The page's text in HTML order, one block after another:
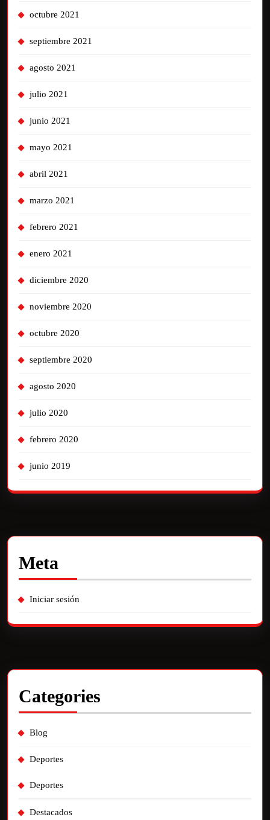
octubre 2021
septiembre 2021
agosto 2021
julio 2021
junio 2021
mayo 2021
abril 2021
marzo 2021
febrero 2021
enero 2021
diciembre 2020
noviembre 2020
octubre 2020
septiembre 2020
agosto 2020
julio 2020
febrero 2020
junio 2019
Meta
Iniciar sesión
Categories
Blog
Deportes
Deportes
Destacados